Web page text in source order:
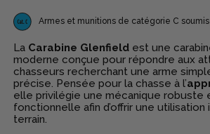
Armes et munitions de catégorie C
La Carabine Glenfield est une
moderne conçue pour répondre aux
chasseurs recherchant une arme
précise. Pensée pour la chasse à l’
elle privilégie une mécanique robuste
fonctionnelle afin d’offrir une utilisation
terrain.